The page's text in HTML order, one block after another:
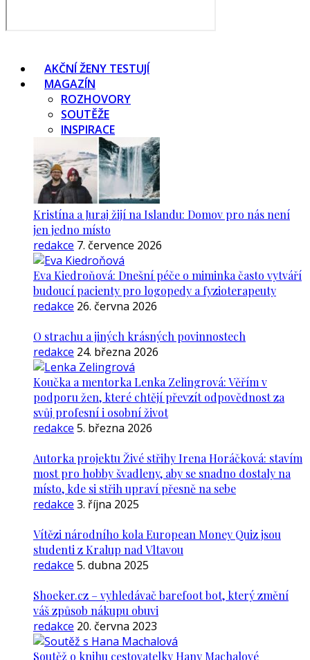
AKČNÍ ŽENY TESTUJÍ
MAGAZÍN
ROZHOVORY
SOUTĚŽE
INSPIRACE
Kristína a Juraj žijí na Islandu: Domov pro nás není
jen jedno místo
redakce 7. července 2026
Eva Kiedroňová: Dnešní péče o miminka často vytváří
budoucí pacienty pro logopedy a fyzioterapeuty
redakce 26. června 2026
O strachu a jiných krásných povinnostech
redakce 24. března 2026
Koučka a mentorka Lenka Zelingrová: Věřím v
podporu žen, které chtějí převzít odpovědnost za
svůj profesní i osobní život
redakce 5. března 2026
Autorka projektu Živé střihy Irena Horáčková: stavím
most pro hobby švadleny, aby se snadno dostaly na
místo, kde si střih upraví přesně na sebe
redakce 3. října 2025
Vítězi národního kola European Money Quiz jsou
studenti z Kralup nad Vltavou
redakce 5. dubna 2025
Shoeker.cz – vyhledávač barefoot bot, který změní
váš způsob nákupu obuvi
redakce 20. června 2023
Soutěž o knihu cestovatelky Hany Machalové